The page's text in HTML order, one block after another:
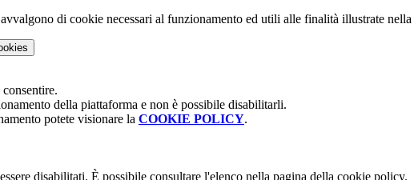
di cookie necessari al funzionamento ed utili alle finalità illustrate nella
della piattaforma e non è possibile disabilitarli.
potete visionare la COOKIE POLICY.
disabilitati. È possibile consultare l'elenco nella pagina della cookie policy.